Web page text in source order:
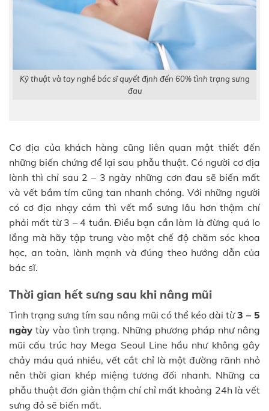
Kỹ thuật và tay nghề bác sĩ quyết định đến 60% tình trạng sưng
đau
Cơ địa của khách hàng cũng liên quan mật thiết đến
những biến chứng để lại sau phẫu thuật. Có người cơ địa
lành thì chỉ sau 2 – 3 ngày những cơn đau sẽ biến mất
và vết bầm tím cũng tan nhanh chóng. Với những người
có cơ địa nhạy cảm thì vết mổ sưng lâu hơn thậm chí
phải mất từ 3 – 4 tuần. Điều bạn cần làm là đừng quá lo
lắng mà hãy tập trung vào một chế độ chăm sóc khoa
học, an toàn, lành mạnh và đúng theo hướng dẫn của
bác sĩ.
Thời gian hết sưng sau khi nâng mũi
Tình trạng sưng tím sau nâng mũi có thể kéo dài từ3 – 5
ngày tùy vào tình trạng. Những phương pháp như nâng
mũi cấu trúc hay Mega Seoul Line hầu như không gây
chảy máu quá nhiều, vết cắt chỉ là một đường rãnh nhỏ
nên thời gian khép miệng tương đối nhanh. Những ca
phẫu thuật đơn giản thậm chí chỉ mất khoảng 24h là vết
sưng đỏ sẽ biến mất.